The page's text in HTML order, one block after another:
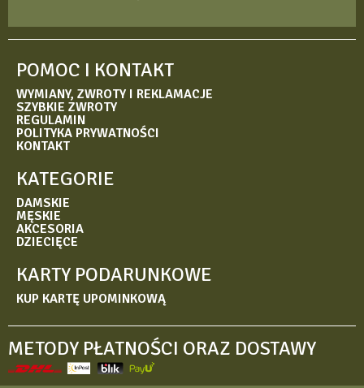
POMOC I KONTAKT
WYMIANY, ZWROTY I REKLAMACJE
SZYBKIE ZWROTY
REGULAMIN
POLITYKA PRYWATNOŚCI
KONTAKT
KATEGORIE
DAMSKIE
MĘSKIE
AKCESORIA
DZIECIĘCE
KARTY PODARUNKOWE
KUP KARTĘ UPOMINKOWĄ
METODY PŁATNOŚCI ORAZ DOSTAWY